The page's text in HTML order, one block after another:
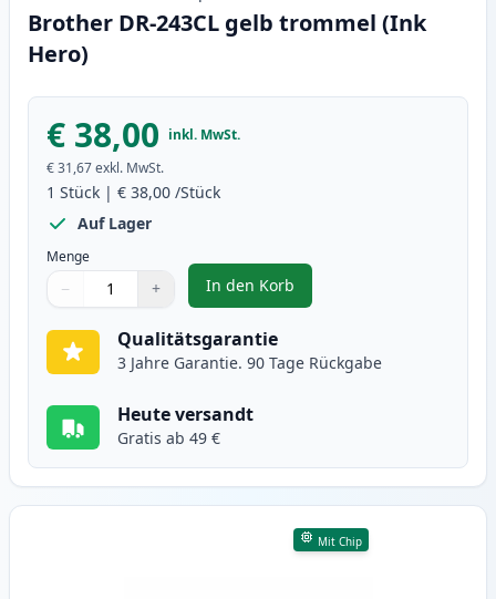
Brother DR-243CL gelb trommel (Ink
Hero)
€ 38,00 inkl. MwSt.
€ 31,67exkl. MwSt.
1 Stück | € 38,00 /Stück
Auf Lager
Menge
Verwenden Sie die Tasten, um anzupassen
− +
1
In den Korb
, Brother DR-243CL gelb
Qualitätsgarantie
3 Jahre Garantie. 90 Tage Rückgabe
Heute versandt
Gratis ab 49 €
Mit Chip